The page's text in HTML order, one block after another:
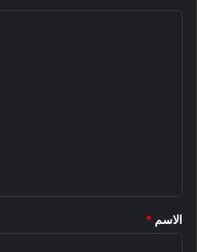
*
الاسم *